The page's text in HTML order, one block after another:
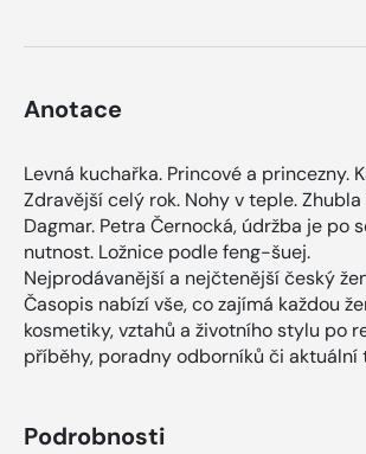
Anotace
Levná kuchařka. Princové a princezny.
Zdravější celý rok. Nohy v teple. Zhubla
Dagmar. Petra Černocká, údržba je po
nutnost. Ložnice podle feng-šuej.
Nejprodávanější a nejčtenější český
Časopis nabízí vše, co zajímá každou
kosmetiky, vztahů a životního stylu po
příběhy, poradny odborníků či aktuální
Podrobnosti